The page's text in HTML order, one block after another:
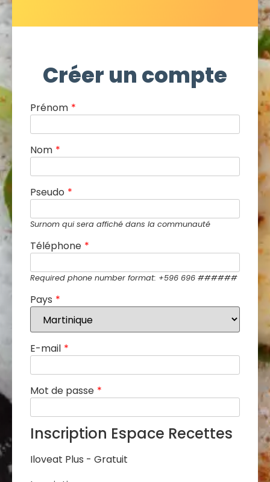
Créer un compte
Prénom *
Nom *
Pseudo *
Surnom qui sera affiché dans la communauté
Téléphone *
Required phone number format: +596 696 ######
Pays *
E-mail *
Mot de passe *
Inscription Espace Recettes
Iloveat Plus - Gratuit